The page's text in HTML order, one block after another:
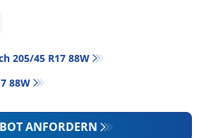
205/45 R17 88W
88W
ANFORDERN